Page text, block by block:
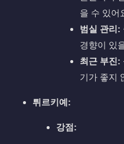
을 수 있어
범실 관리:
경향이 있
최근 부진:
기가 좋지
튀르키예:
강점: